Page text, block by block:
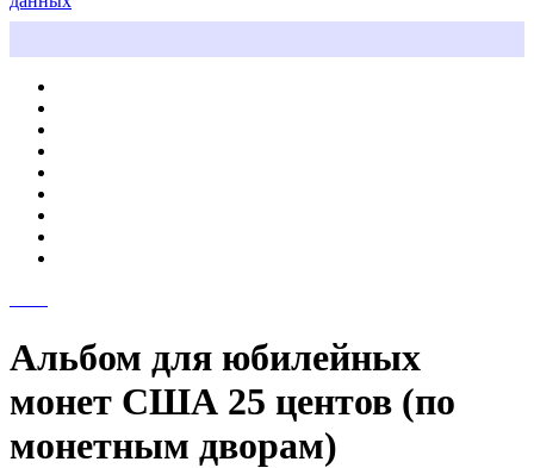
Альбом для юбилейных
монет США 25 центов (по
монетным дворам)